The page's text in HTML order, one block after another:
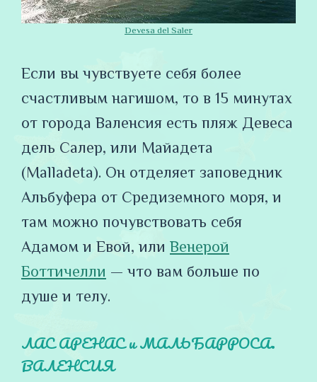
Devesa del Saler
Если вы чувствуете себя более
счастливым нагишом, то в 15 минутах
от города Валенсия есть пляж Девеса
дель Салер, или Майадета
(Malladeta). Он отделяет заповедник
Альбуфера от Средиземного моря, и
там можно почувствовать себя
Адамом и Евой, или Венерой
Боттичелли — что вам больше по
душе и телу.
ЛАС АРЕНАС и МАЛЬБАРРОСА.
ВАЛЕНСИЯ